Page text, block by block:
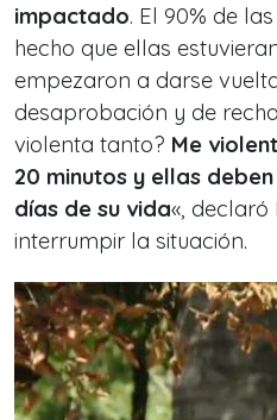
impactado. El 90% de
hecho que ellas
empezaron a darse
desaprobación y de
violenta tanto? Me
20 minutos y ellas
días de su vida«, declaró
interrumpir la situación.